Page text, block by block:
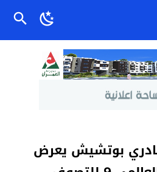
بوتشيش يعرض